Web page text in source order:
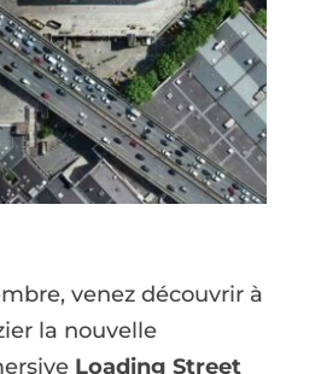
venez découvrir à
la nouvelle
Loading Street